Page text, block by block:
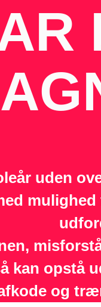
uden
kan opstå
og